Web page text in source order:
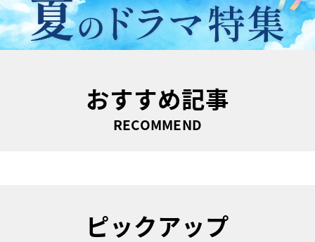
おすすめ記事
RECOMMEND
ピックアップ